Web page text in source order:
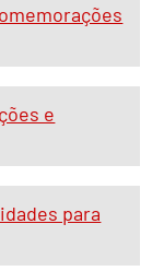
e
para